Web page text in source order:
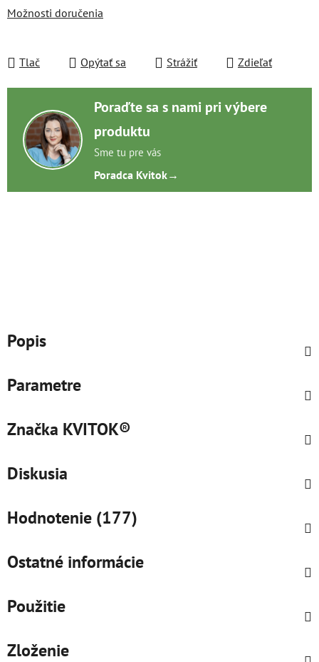
Možnosti doručenia
Tlač Opýtať sa Strážiť Zdieľať
Poraďte sa s nami pri výbere
produktu
Sme tu pre vás
Poradca Kvitok→
Popis
Parametre
Značka KVITOK®
Diskusia
Hodnotenie (177)
Ostatné informácie
Použitie
Zloženie